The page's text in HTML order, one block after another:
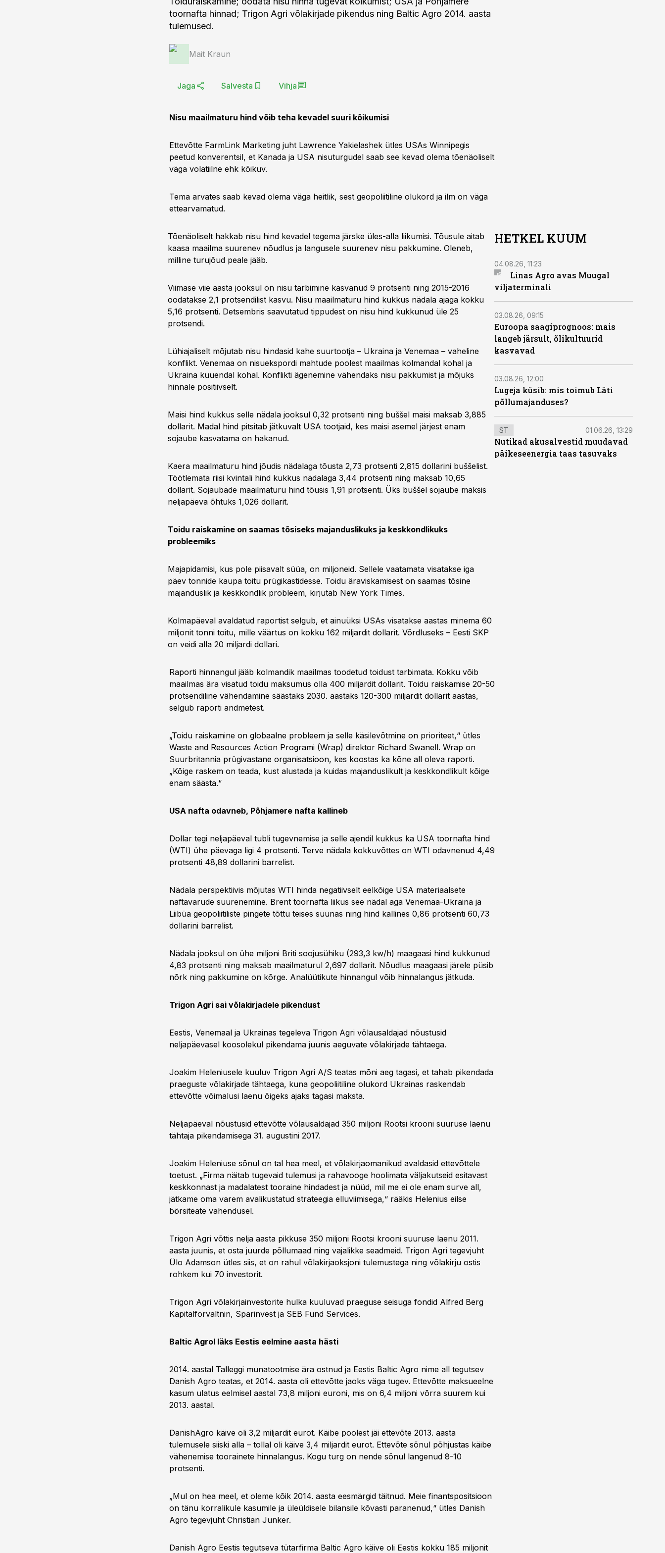
toornafta hinnad; Trigon Agri võlakirjade pikendus ning Baltic Agro 2014. aasta
tulemused.
Mait Kraun
Jaga Salvesta Vihja
Nisu maailmaturu hind võib teha kevadel suuri kõikumisi
Ettevõtte FarmLink Marketing juht Lawrence Yakielashek ütles USAs Winnipegis
peetud konverentsil, et Kanada ja USA nisuturgudel saab see kevad olema tõenäoliselt
väga volatiilne ehk kõikuv.
Tema arvates saab kevad olema väga heitlik, sest geopoliitiline olukord ja ilm on väga
ettearvamatud.
Tõenäoliselt hakkab nisu hind kevadel tegema järske üles-alla liikumisi. Tõusule aitab
kaasa maailma suurenev nõudlus ja langusele suurenev nisu pakkumine. Oleneb,
milline turujõud peale jääb.
Viimase viie aasta jooksul on nisu tarbimine kasvanud 9 protsenti ning 2015-2016
oodatakse 2,1 protsendilist kasvu. Nisu maailmaturu hind kukkus nädala ajaga kokku
5,16 protsenti. Detsembris saavutatud tippudest on nisu hind kukkunud üle 25
protsendi.
Lühiajaliselt mõjutab nisu hindasid kahe suurtootja – Ukraina ja Venemaa – vaheline
konflikt. Venemaa on nisuekspordi mahtude poolest maailmas kolmandal kohal ja
Ukraina kuuendal kohal. Konflikti ägenemine vähendaks nisu pakkumist ja mõjuks
hinnale positiivselt.
Maisi hind kukkus selle nädala jooksul 0,32 protsenti ning buššel maisi maksab 3,885
dollarit. Madal hind pitsitab jätkuvalt USA tootjaid, kes maisi asemel järjest enam
sojaube kasvatama on hakanud.
Kaera maailmaturu hind jõudis nädalaga tõusta 2,73 protsenti 2,815 dollarini buššelist.
Töötlemata riisi kvintali hind kukkus nädalaga 3,44 protsenti ning maksab 10,65
dollarit. Sojaubade maailmaturu hind tõusis 1,91 protsenti. Üks buššel sojaube maksis
neljapäeva õhtuks 1,026 dollarit.
Toidu raiskamine on saamas tõsiseks majanduslikuks ja keskkondlikuks
probleemiks
Majapidamisi, kus pole piisavalt süüa, on miljoneid. Sellele vaatamata visatakse iga
päev tonnide kaupa toitu prügikastidesse. Toidu äraviskamisest on saamas tõsine
majanduslik ja keskkondlik probleem, kirjutab New York Times.
Kolmapäeval avaldatud raportist selgub, et ainuüksi USAs visatakse aastas minema 60
miljonit tonni toitu, mille väärtus on kokku 162 miljardit dollarit. Võrdluseks – Eesti SKP
on veidi alla 20 miljardi dollari.
HETKEL KUUM
04.08.26, 11:23
Linas Agro avas Muugal
viljaterminali
03.08.26, 09:15
Euroopa saagiprognoos: mais
langeb järsult, õlikultuurid
kasvavad
03.08.26, 12:00
Lugeja küsib: mis toimub Läti
põllumajanduses?
ST 01.06.26, 13:29
Nutikad akusalvestid muudavad
päikeseenergia taas tasuvaks
Raporti hinnangul jääb kolmandik maailmas toodetud toidust tarbimata. Kokku võib
maailmas ära visatud toidu maksumus olla 400 miljardit dollarit. Toidu raiskamise 20-50
protsendiline vähendamine säästaks 2030. aastaks 120-300 miljardit dollarit aastas,
selgub raporti andmetest.
„Toidu raiskamine on globaalne probleem ja selle käsilevõtmine on prioriteet,“ ütles
Waste and Resources Action Programi (Wrap) direktor Richard Swanell. Wrap on
Suurbritannia prügivastane organisatsioon, kes koostas ka kõne all oleva raporti.
„Kõige raskem on teada, kust alustada ja kuidas majanduslikult ja keskkondlikult kõige
enam säästa.“
USA nafta odavneb, Põhjamere nafta kallineb
Dollar tegi neljapäeval tubli tugevnemise ja selle ajendil kukkus ka USA toornafta hind
(WTI) ühe päevaga ligi 4 protsenti. Terve nädala kokkuvõttes on WTI odavnenud 4,49
protsenti 48,89 dollarini barrelist.
Nädala perspektiivis mõjutas WTI hinda negatiivselt eelkõige USA materiaalsete
naftavarude suurenemine. Brent toornafta liikus see nädal aga Venemaa-Ukraina ja
Liibüa geopoliitiliste pingete tõttu teises suunas ning hind kallines 0,86 protsenti 60,73
dollarini barrelist.
Nädala jooksul on ühe miljoni Briti soojusühiku (293,3 kw/h) maagaasi hind kukkunud
4,83 protsenti ning maksab maailmaturul 2,697 dollarit. Nõudlus maagaasi järele püsib
nõrk ning pakkumine on kõrge. Analüütikute hinnangul võib hinnalangus jätkuda.
Trigon Agri sai võlakirjadele pikendust
Eestis, Venemaal ja Ukrainas tegeleva Trigon Agri võlausaldajad nõustusid
neljapäevasel koosolekul pikendama juunis aeguvate võlakirjade tähtaega.
Joakim Heleniusele kuuluv Trigon Agri A/S teatas mõni aeg tagasi, et tahab pikendada
praeguste võlakirjade tähtaega, kuna geopoliitiline olukord Ukrainas raskendab
ettevõtte võimalusi laenu õigeks ajaks tagasi maksta.
Neljapäeval nõustusid ettevõtte võlausaldajad 350 miljoni Rootsi krooni suuruse laenu
tähtaja pikendamisega 31. augustini 2017.
Joakim Heleniuse sõnul on tal hea meel, et võlakirjaomanikud avaldasid ettevõttele
toetust. „Firma näitab tugevaid tulemusi ja rahavooge hoolimata väljakutseid esitavast
keskkonnast ja madalatest tooraine hindadest ja nüüd, mil me ei ole enam surve all,
jätkame oma varem avalikustatud strateegia elluviimisega,“ rääkis Helenius eilse
börsiteate vahendusel.
Trigon Agri võttis nelja aasta pikkuse 350 miljoni Rootsi krooni suuruse laenu 2011.
aasta juunis, et osta juurde põllumaad ning vajalikke seadmeid. Trigon Agri tegevjuht
Ülo Adamson ütles siis, et on rahul võlakirjaoksjoni tulemustega ning võlakirju ostis
rohkem kui 70 investorit.
Trigon Agri võlakirjainvestorite hulka kuuluvad praeguse seisuga fondid Alfred Berg
Kapitalforvaltnin, Sparinvest ja SEB Fund Services.
Baltic Agrol läks Eestis eelmine aasta hästi
2014. aastal Talleggi munatootmise ära ostnud ja Eestis Baltic Agro nime all tegutsev
Danish Agro teatas, et 2014. aasta oli ettevõtte jaoks väga tugev. Ettevõtte maksueelne
kasum ulatus eelmisel aastal 73,8 miljoni euroni, mis on 6,4 miljoni võrra suurem kui
2013. aastal.
DanishAgro käive oli 3,2 miljardit eurot. Käibe poolest jäi ettevõte 2013. aasta
tulemusele siiski alla – tollal oli käive 3,4 miljardit eurot. Ettevõte sõnul põhjustas käibe
vähenemise toorainete hinnalangus. Kogu turg on nende sõnul langenud 8-10
protsenti.
„Mul on hea meel, et oleme kõik 2014. aasta eesmärgid täitnud. Meie finantspositsioon
on tänu korralikule kasumile ja üleüldisele bilansile kõvasti paranenud,“ ütles Danish
Agro tegevjuht Christian Junker.
Danish Agro Eestis tegutseva tütarfirma Baltic Agro käive oli Eestis kokku 185 miljonit